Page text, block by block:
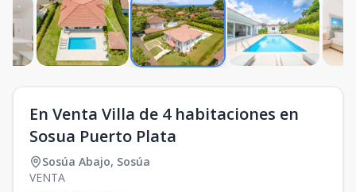
En Venta Villa de 4 habitaciones en
Sosua Puerto Plata
Sosúa Abajo, Sosúa
VENTA